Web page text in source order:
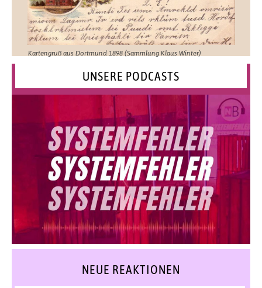
Kartengruß aus Dortmund 1898 (Sammlung Klaus Winter)
UNSERE PODCASTS
NEUE REAKTIONEN